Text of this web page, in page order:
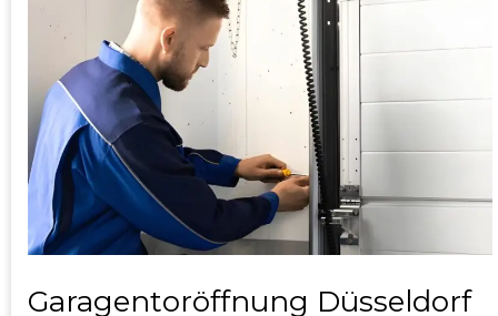
Garagentoröffnung Düsseldorf